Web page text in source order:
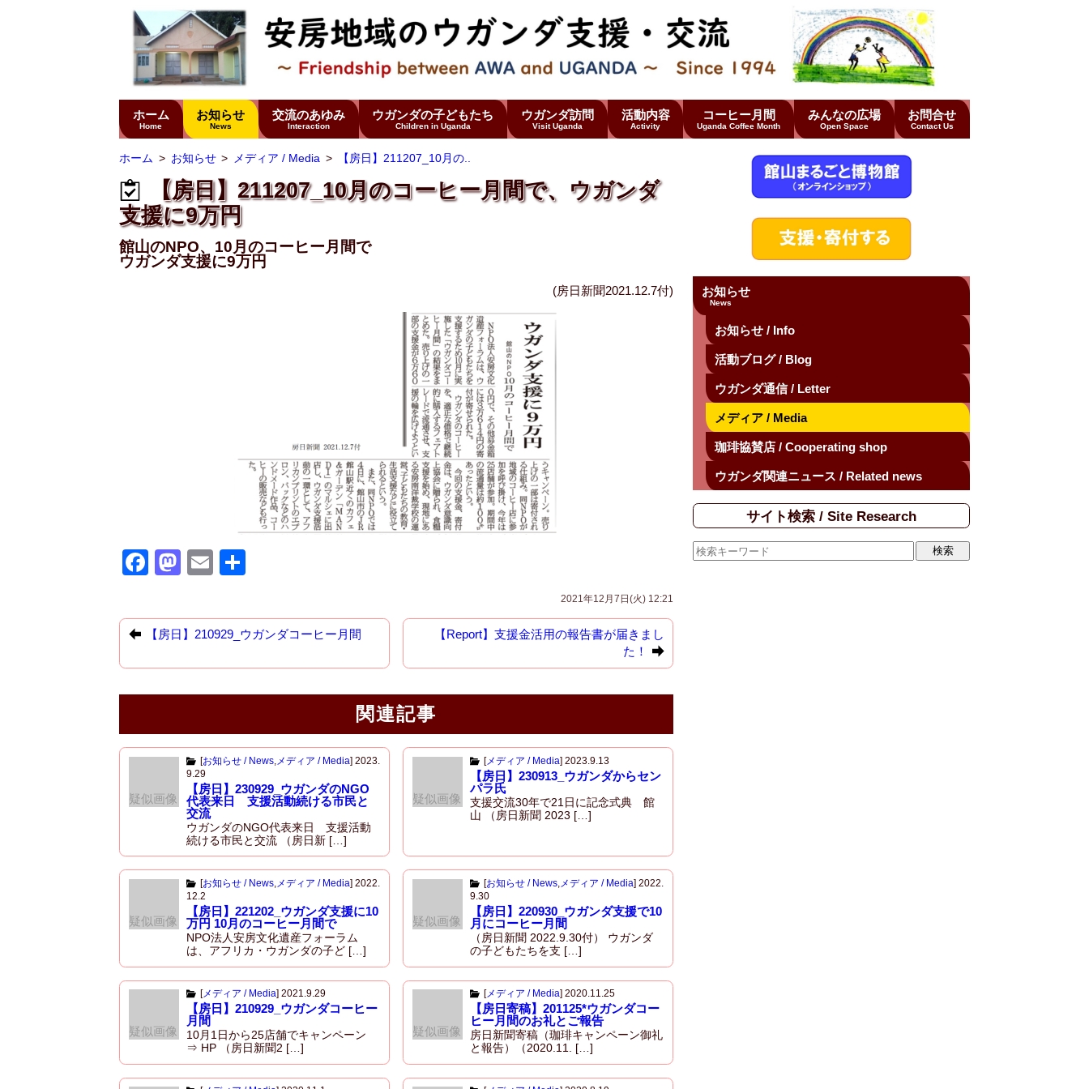
ホーム
Home
お知らせ
News
交流のあゆみ
Interaction
ウガンダの子どもたち
Children in Uganda
ウガンダ訪問
Visit Uganda
活動内容
Activity
コーヒー月間
Uganda Coffee Month
みんなの広場
Open Space
お問合せ
Contact Us
ホーム お知らせ メディア / Media 【房日】211207_10月の..
【房日】211207_10月のコーヒー月間で、ウガンダ
支援に9万円
館山のNPO、10月のコーヒー月間で
ウガンダ支援に9万円
(房日新聞2021.12.7付)
F
c
e
b
o
k
M
st
o
d
o
E
ail
2021年12月7日(火) 12:21
【房日】210929_ウガンダコーヒー月間
【Report】支援金活用の報告書が届きまし
た！
関連記事
疑似画像
[お知らせ / News,メディア / Media] 2023.
9.29
【房日】230929_ウガンダのNGO
代表来日 支援活動続ける市民と
交流
ウガンダのNGO代表来日 支援活動
続ける市民と交流 （房日新 […]
疑似画像
[メディア / Media] 2023.9.13
【房日】230913_ウガンダからセン
パラ氏
支援交流30年で21日に記念式典 館
山 （房日新聞 2023 […]
疑似画像
[お知らせ / News,メディア / Media] 2022.
12.2
【房日】221202_ウガンダ支援に10
万円 10月のコーヒー月間で
NPO法人安房文化遺産フォーラム
は、アフリカ・ウガンダの子ど […]
疑似画像
[お知らせ / News,メディア / Media] 2022.
9.30
【房日】220930_ウガンダ支援で10
月にコーヒー月間
（房日新聞 2022.9.30付） ウガンダ
の子どもたちを支 […]
疑似画像
[メディア / Media] 2021.9.29
【房日】210929_ウガンダコーヒー
月間
10月1日から25店舗でキャンペーン
⇒ HP （房日新聞2 […]
疑似画像
[メディア / Media] 2020.11.25
【房日寄稿】201125*ウガンダコー
ヒー月間のお礼とご報告
房日新聞寄稿（珈琲キャンペーン御礼
と報告）（2020.11. […]
お知らせ
News
お知らせ / Info
活動ブログ / Blog
ウガンダ通信 / Letter
メディア / Media
珈琲協賛店 / Cooperating shop
ウガンダ関連ニュース / Related news
サイト検索 / Site Research